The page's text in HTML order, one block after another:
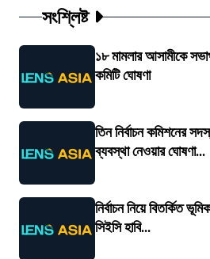
সংশ্লিষ্ট
১৮ মামলার আসামীকে
কমিটি ঘোষণা
তিন নির্বাচন কমিশনের
ব্যবস্থা নেওয়ার ঘোষণা...
নির্বাচন নিয়ে বিতর্কিত
সিইসি হাবি...